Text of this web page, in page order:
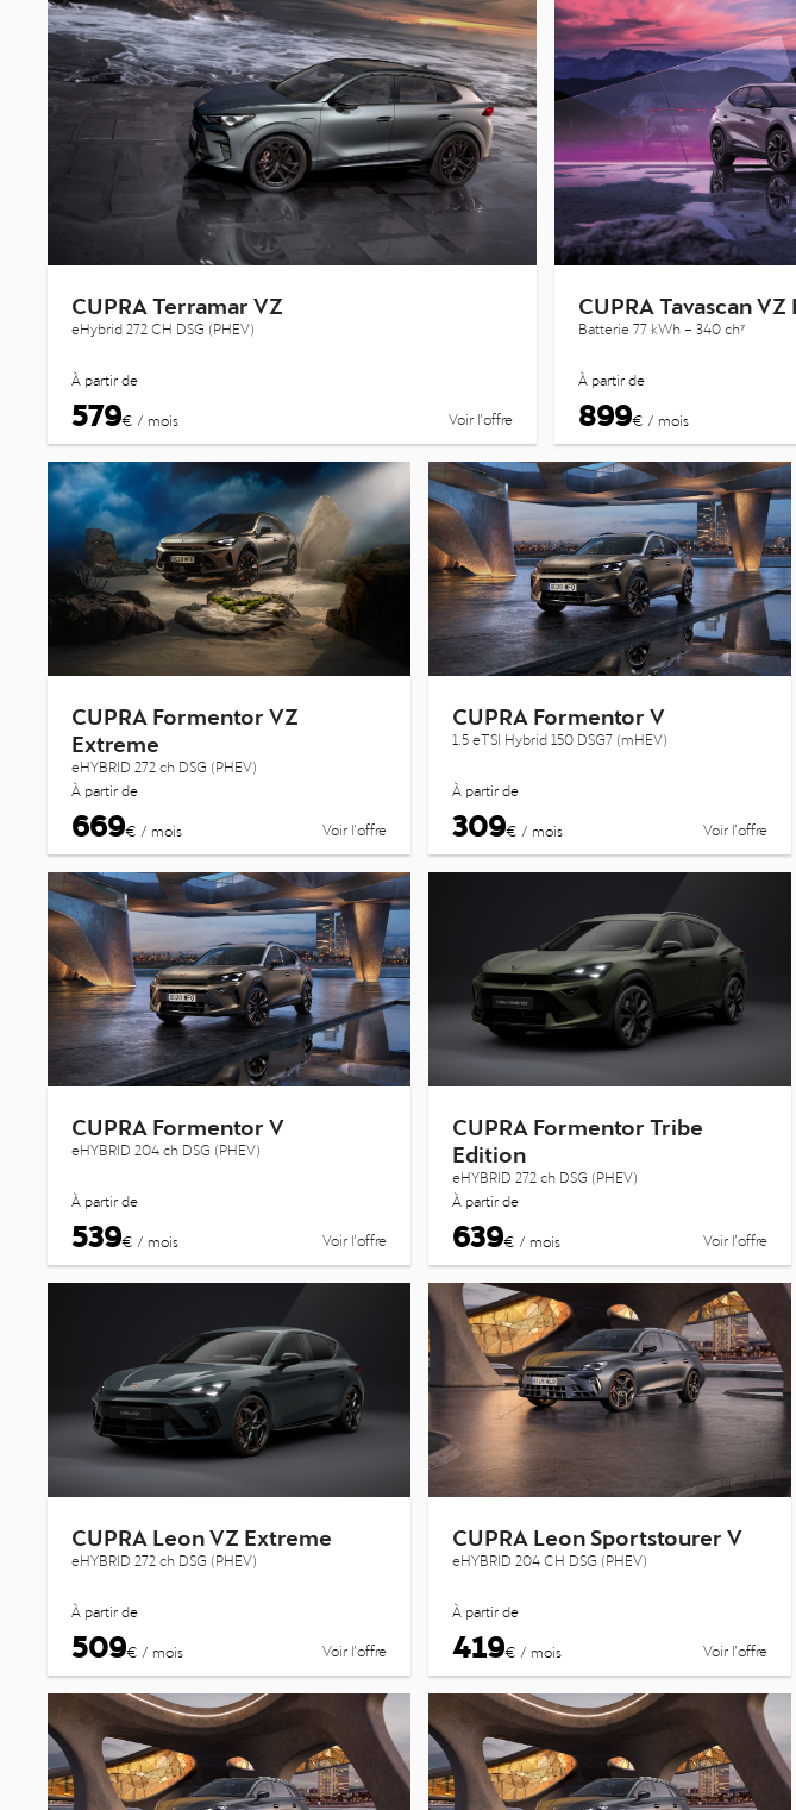
CUPRA Terramar VZ
eHybrid 272 CH DSG (PHEV)
À partir de
579€ / mois Voir l’offre
CUPRA Tavascan
Batterie 77 kWh – 340 ch⁷
À partir de
899€ / mois
CUPRA Formentor VZ
Extreme
eHYBRID 272 ch DSG (PHEV)
À partir de
669€ / mois Voir l’offre
CUPRA Formentor V
1.5 eTSI Hybrid 150 DSG7 (mHEV)
À partir de
309€ / mois Voir l’offre
CUPRA Formentor V
eHYBRID 204 ch DSG (PHEV)
À partir de
539€ / mois Voir l’offre
CUPRA Formentor Tribe
Edition
eHYBRID 272 ch DSG (PHEV)
À partir de
639€ / mois Voir l’offre
CUPRA Leon VZ Extreme
eHYBRID 272 ch DSG (PHEV)
À partir de
509€ / mois Voir l’offre
CUPRA Leon Sportstourer V
eHYBRID 204 CH DSG (PHEV)
À partir de
419€ / mois Voir l’offre